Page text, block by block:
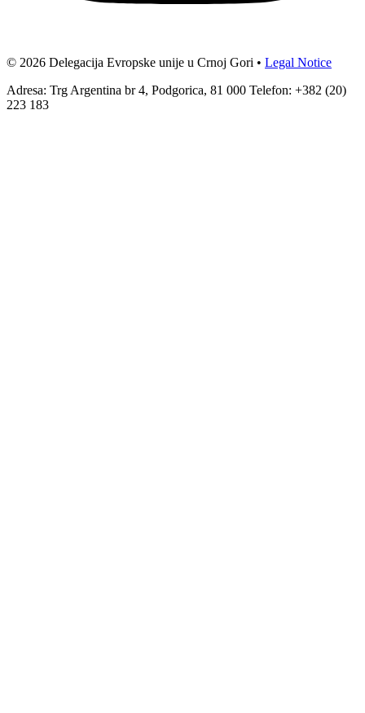
© 2026 Delegacija Evropske unije u Crnoj Gori • Legal Notice
Adresa: Trg Argentina br 4, Podgorica, 81 000 Telefon: +382 (20)
223 183